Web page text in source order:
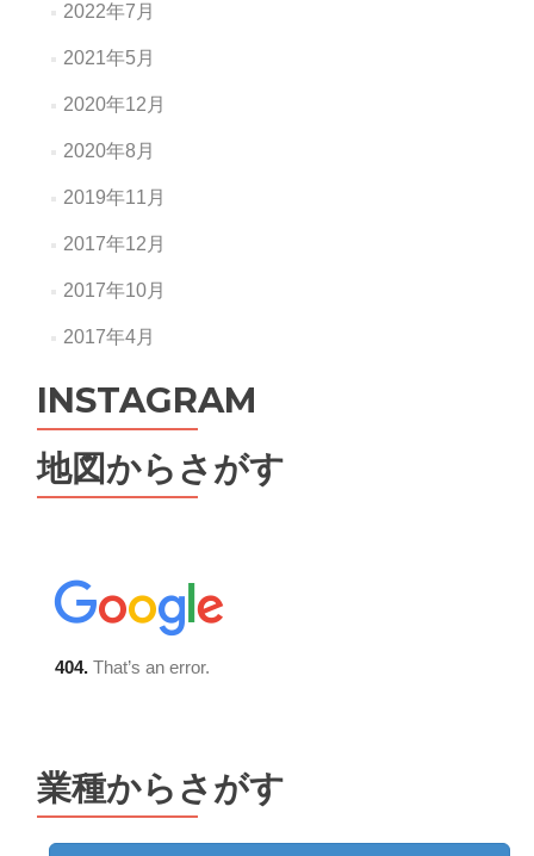
2022年7月
2021年5月
2020年12月
2020年8月
2019年11月
2017年12月
2017年10月
2017年4月
INSTAGRAM
地図からさがす
業種からさがす